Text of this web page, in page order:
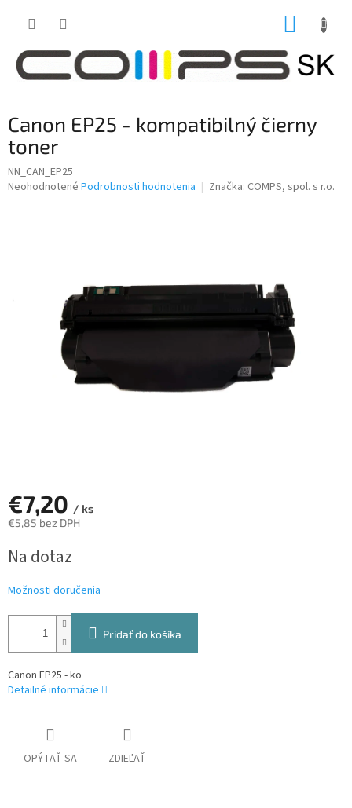
Canon EP25 - kompatibilný čierny
toner
NN_CAN_EP25
Priemerné
Neohodnotené Podrobnosti hodnotenia Značka: COMPS, spol. s r.o.
€7,20 / ks
€5,85 bez DPH
cena:
Na dotaz
Možnosti doručenia
Pridať do košíka
Canon EP25 - ko
Detailné informácie
OPÝTAŤ SA ZDIEĽAŤ